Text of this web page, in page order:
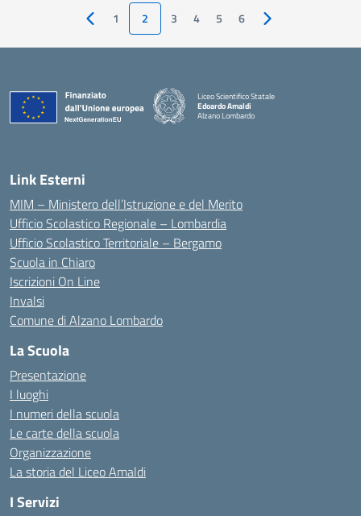
Pagina precedente
1 2 3 4 5 6 Pagina successiva
Liceo Scientifico Statale
Edoardo Amaldi
Alzano Lombardo
Link Esterni
MIM – Ministero dell’Istruzione e del Merito
Ufficio Scolastico Regionale – Lombardia
Ufficio Scolastico Territoriale – Bergamo
Scuola in Chiaro
Iscrizioni On Line
Invalsi
Comune di Alzano Lombardo
La Scuola
Presentazione
I luoghi
I numeri della scuola
Le carte della scuola
Organizzazione
La storia del Liceo Amaldi
I Servizi